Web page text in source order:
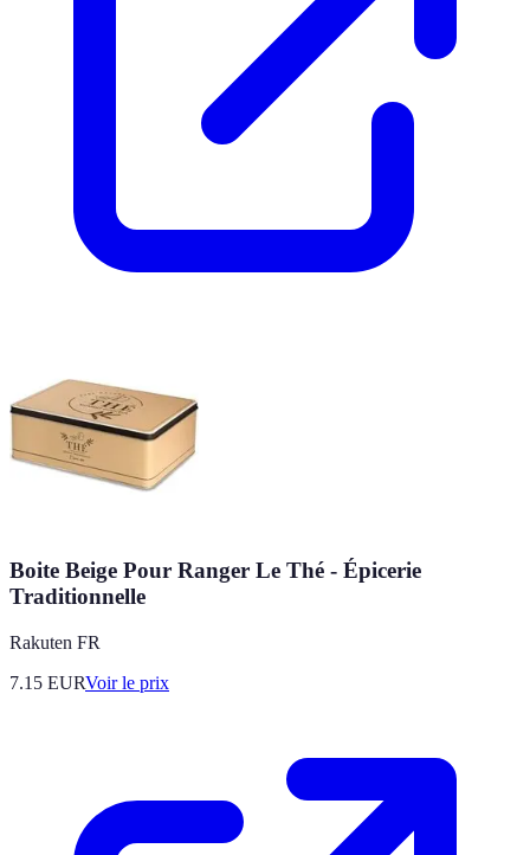
Boite Beige Pour Ranger Le Thé - Épicerie
Traditionnelle
Rakuten FR
7.15 EURVoir le prix